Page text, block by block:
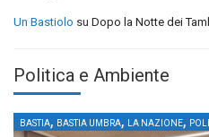
Un Bastiolo su Dopo la Notte dei
Politica e Ambiente
BASTIA, BASTIA UMBRA, LA NAZIONE,